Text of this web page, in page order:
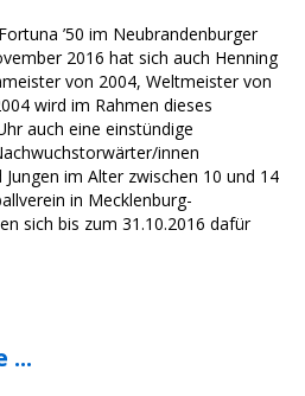
’50 im Neubrandenburger
2016 hat sich auch Henning
von 2004, Weltmeister von
wird im Rahmen dieses
auch eine einstündige
innen
im Alter zwischen 10 und 14
in Mecklenburg-
sich bis zum 31.10.2016 dafür
...